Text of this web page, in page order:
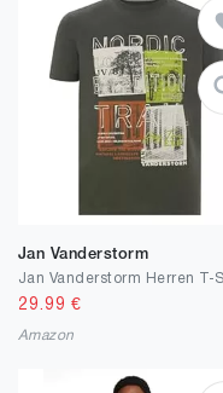
Jan Vanderstorm
29.99 €
Amazon